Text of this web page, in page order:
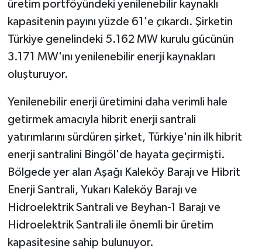
üretim portföyündeki yenilenebilir kaynaklı
kapasitenin payını yüzde 61'e çıkardı. Şirketin
Türkiye genelindeki 5.162 MW kurulu gücünün
3.171 MW'ını yenilenebilir enerji kaynakları
oluşturuyor.
Yenilenebilir enerji üretimini daha verimli hale
getirmek amacıyla hibrit enerji santrali
yatırımlarını sürdüren şirket, Türkiye'nin ilk hibrit
enerji santralini Bingöl'de hayata geçirmişti.
Bölgede yer alan Aşağı Kaleköy Barajı ve Hibrit
Enerji Santrali, Yukarı Kaleköy Barajı ve
Hidroelektrik Santrali ve Beyhan-1 Barajı ve
Hidroelektrik Santrali ile önemli bir üretim
kapasitesine sahip bulunuyor.